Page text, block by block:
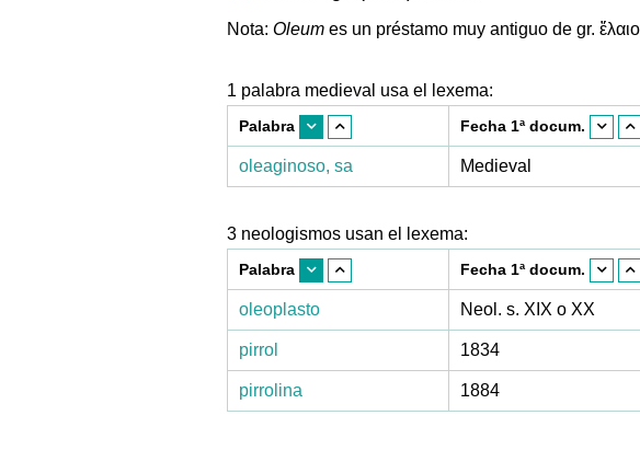
Nota: Oleum es un préstamo muy antiguo de gr.
1 palabra medieval usa el lexema:
Palabra Fecha 1ª docum.
oleaginoso, sa Medieval
3 neologismos usan el lexema:
Palabra Fecha 1ª docum.
oleoplasto Neol. s. XIX o XX
pirrol 1834
pirrolina 1884